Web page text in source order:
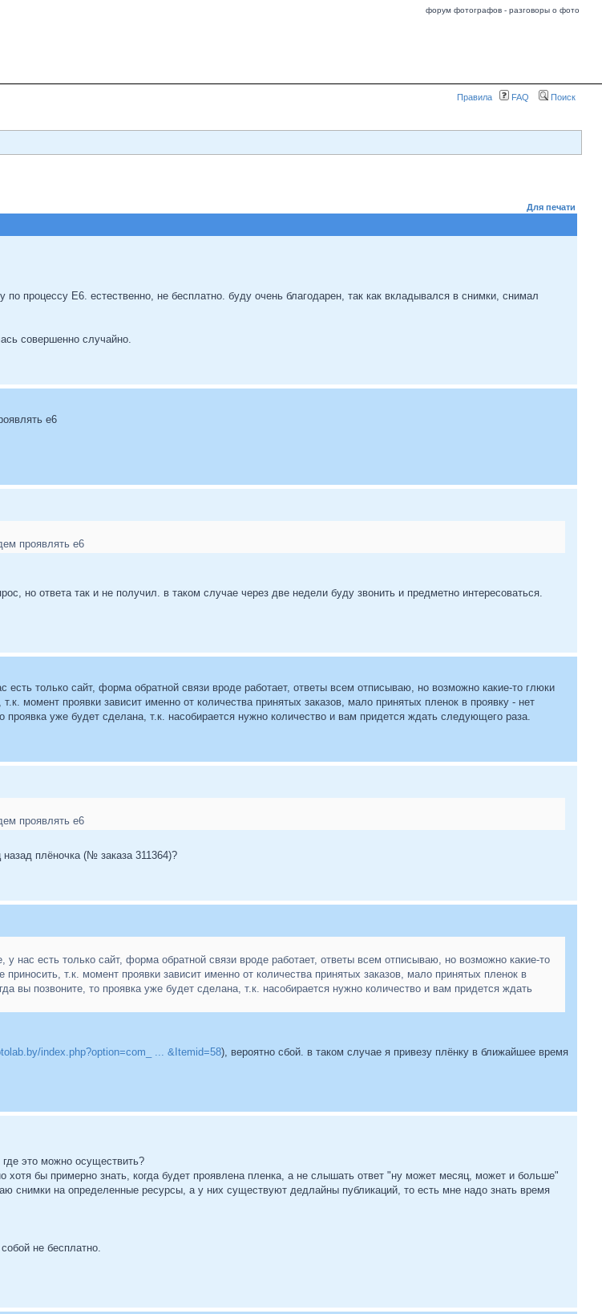
форум фотографов - разговоры о фото
Правила FAQ Поиск
Для печати
процессу Е6. естественно, не бесплатно. буду очень благодарен, так как вкладывался в снимки, снимал
совершенно случайно.
е6
проявлять е6
но ответа так и не получил. в таком случае через две недели буду звонить и предметно интересоваться.
только сайт, форма обратной связи вроде работает, ответы всем отписываю, но возможно какие-то глюки
момент проявки зависит именно от количества принятых заказов, мало принятых пленок в проявку - нет
проявка уже будет сделана, т.к. насобирается нужно количество и вам придется ждать следующего раза.
проявлять е6
плёночка (№ заказа 311364)?
нас есть только сайт, форма обратной связи вроде работает, ответы всем отписываю, но возможно какие-то
т.к. момент проявки зависит именно от количества принятых заказов, мало принятых пленок в
вы позвоните, то проявка уже будет сделана, т.к. насобирается нужно количество и вам придется ждать
index.php?option=com_ ... &Itemid=58), вероятно сбой. в таком случае я привезу плёнку в ближайшее время
это можно осуществить?
бы примерно знать, когда будет проявлена пленка, а не слышать ответ "ну может месяц, может и больше"
снимки на определенные ресурсы, а у них существуют дедлайны публикаций, то есть мне надо знать время
не бесплатно.